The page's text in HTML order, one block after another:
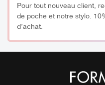
– De soulager la
poches et cernes
– D’éliminer les
– De resserrer les
Pour tout nouveau client,
de poche et notre stylo.
d’achat.